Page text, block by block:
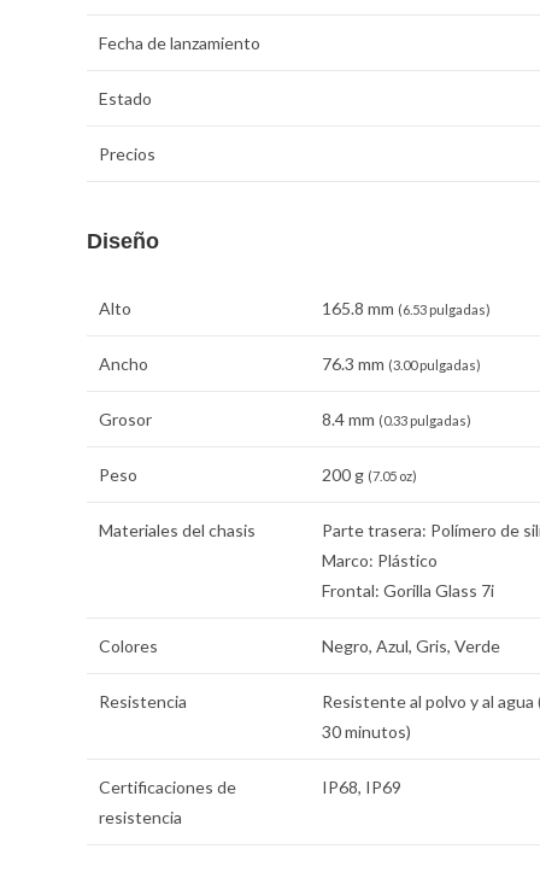
Fecha de lanzamiento
Estado
Precios
Diseño
Alto 165.8 mm (6.53 pulgadas)
Ancho 76.3 mm (3.00 pulgadas)
Grosor 8.4 mm (0.33 pulgadas)
Peso 200 g (7.05 oz)
Materiales del chasis
Parte trasera: Polímero de
Marco: Plástico
Frontal: Gorilla Glass 7i
Colores Negro, Azul, Gris, Verde
Resistencia
Resistente al polvo y al
30 minutos)
Certificaciones de
resistencia
IP68, IP69